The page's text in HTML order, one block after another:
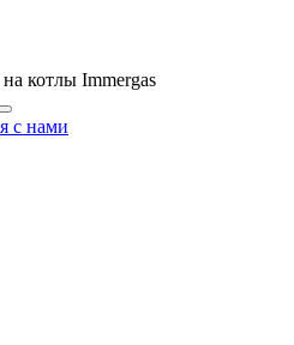
котлы Immergas
с нами